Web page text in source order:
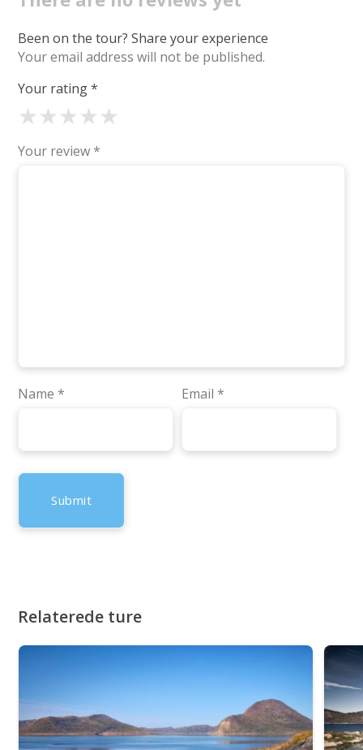
Been on the tour? Share your experience
Your email address will not be published.
Your rating*
★
★
★
★
★
Your review *
Name * Email *
Relaterede ture